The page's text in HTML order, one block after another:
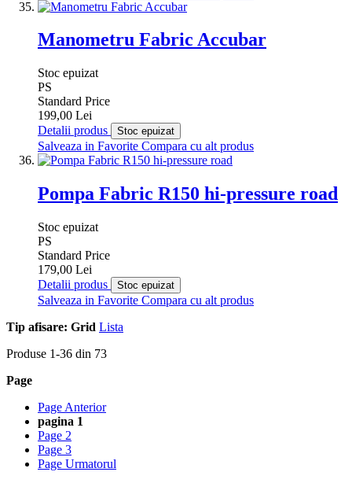
Manometru Fabric Accubar
Stoc epuizat
PS
Standard Price
199,00 Lei
Detalii produs
Stoc epuizat
Salveaza in Favorite Compara cu alt produs
Pompa Fabric R150 hi-pressure road
Stoc epuizat
PS
Standard Price
179,00 Lei
Detalii produs
Stoc epuizat
Salveaza in Favorite Compara cu alt produs
Tip afisare: Grid Lista
Produse 1-36 din 73
Page
Page Anterior
pagina 1
Page 2
Page 3
Page Urmatorul